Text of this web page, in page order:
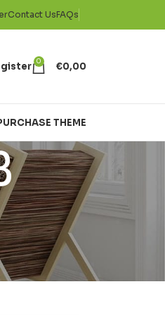
Contact UsFAQs
0 €0,00
THEME